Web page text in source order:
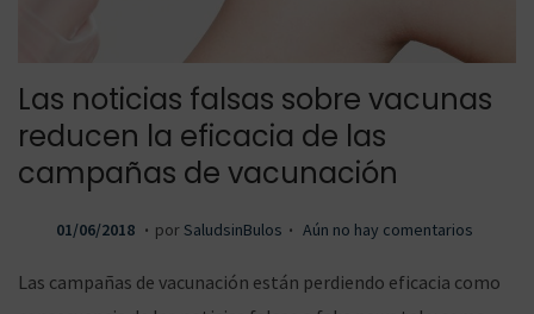
n
Las noticias falsas sobre vacunas
reducen la eficacia de las
campañas de vacunación
P
b
01/06/2018 2
/
. porSaludsinBulos . Aún no hay comentarios
Las campañas de vacunación están perdiendo eficacia como